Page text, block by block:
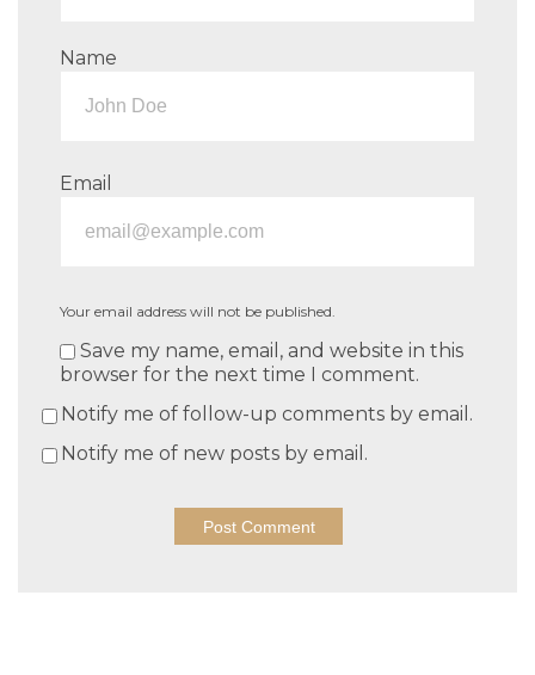
Name
Email
Your email address will not be published.
Save my name, email, and website in this
browser for the next time I comment.
Notify me of follow-up comments by email.
Notify me of new posts by email.